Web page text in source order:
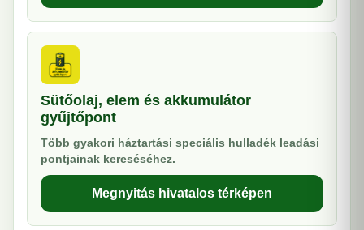
Sütőolaj, elem és akkumulátor
gyűjtőpont
Több gyakori háztartási speciális hulladék leadási
pontjainak kereséséhez.
Megnyitás hivatalos térképen